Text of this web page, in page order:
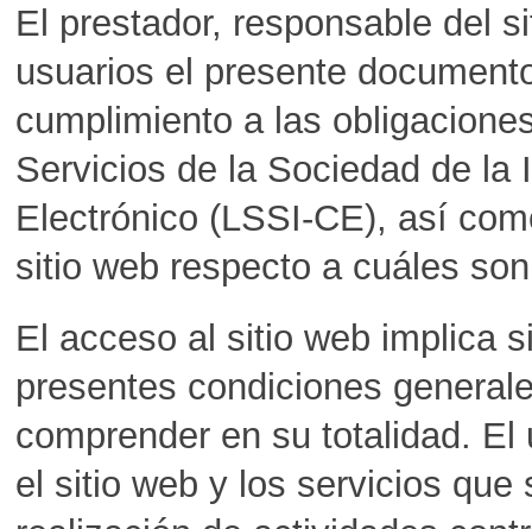
El prestador, responsable del
usuarios el presente
cumplimiento a las
Servicios de la Sociedad de la
Electrónico (LSSI-CE), así
sitio web respecto a cuáles
El acceso al sitio web implica
presentes condiciones
comprender en su totalidad.
el sitio web y los servicios que